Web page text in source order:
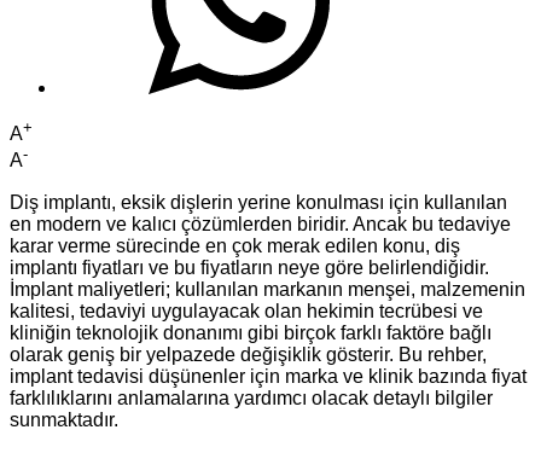
A+
A-
Diş implantı, eksik dişlerin yerine konulması için kullanılan
en modern ve kalıcı çözümlerden biridir. Ancak bu tedaviye
karar verme sürecinde en çok merak edilen konu, diş
implantı fiyatları ve bu fiyatların neye göre belirlendiğidir.
İmplant maliyetleri; kullanılan markanın menşei, malzemenin
kalitesi, tedaviyi uygulayacak olan hekimin tecrübesi ve
kliniğin teknolojik donanımı gibi birçok farklı faktöre bağlı
olarak geniş bir yelpazede değişiklik gösterir. Bu rehber,
implant tedavisi düşünenler için marka ve klinik bazında fiyat
farklılıklarını anlamalarına yardımcı olacak detaylı bilgiler
sunmaktadır.